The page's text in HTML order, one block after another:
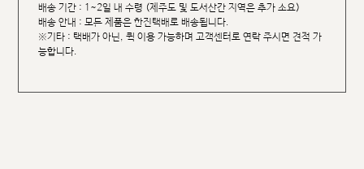
배송 기간 : 1~2일 내 수령 (제주도 및 도서산간 지역은 추가 소요)
배송 안내 : 모든 제품은 한진택배로 배송됩니다.
※기타 : 택배가 아닌, 퀵 이용 가능하며 고객센터로 연락 주시면 견적 가
능합니다.